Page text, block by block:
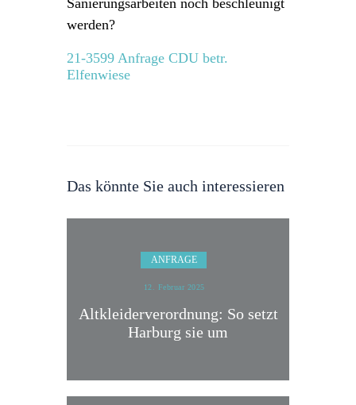
Sanierungsarbeiten noch beschleunigt
werden?
21-3599 Anfrage CDU betr.
Elfenwiese
Das könnte Sie auch interessieren
ANFRAGE
12. Februar 2025
Altkleiderverordnung: So setzt
Harburg sie um